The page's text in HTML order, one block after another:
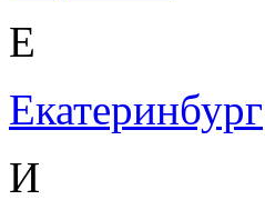
Е
Екатеринбург
И